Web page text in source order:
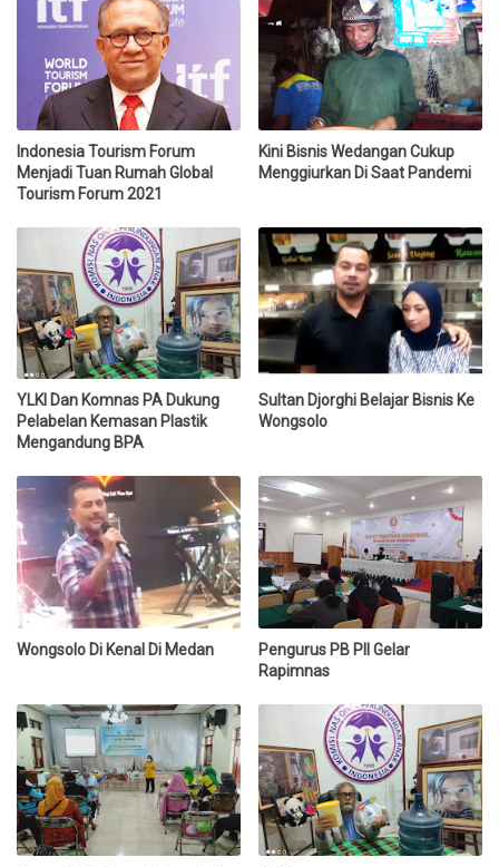
Indonesia Tourism Forum
Menjadi Tuan Rumah Global
Tourism Forum 2021
Kini Bisnis Wedangan Cukup
Menggiurkan Di Saat Pandemi
YLKI Dan Komnas PA Dukung
Pelabelan Kemasan Plastik
Mengandung BPA
Sultan Djorghi Belajar Bisnis Ke
Wongsolo
Wongsolo Di Kenal Di Medan
Pengurus PB PII Gelar
Rapimnas